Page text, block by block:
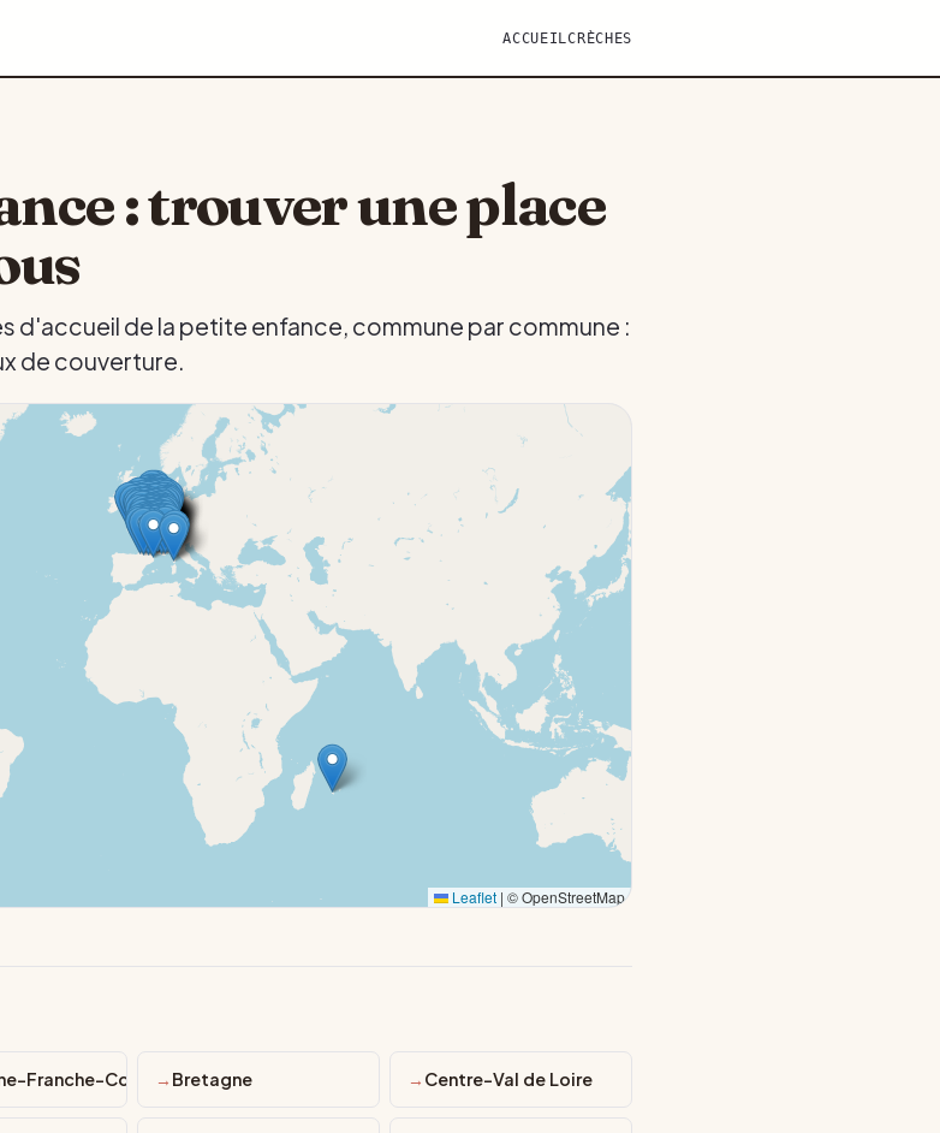
ACCUEILCRÈCHES
: trouver une place
d'accueil de la petite enfance, commune par commune :
de couverture.
Leaflet | © OpenStreetMap
Franche-Comté Bretagne Centre-Val de Loire